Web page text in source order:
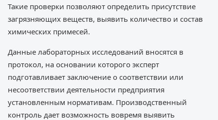
Такие проверки позволяют определить присутствие
загрязняющих веществ, выявить количество и состав
химических примесей.
Данные лабораторных исследований вносятся в
протокол, на основании которого эксперт
подготавливает заключение о соответствии или
несоответствии деятельности предприятия
установленным нормативам. Производственный
контроль дает возможность вовремя выявить